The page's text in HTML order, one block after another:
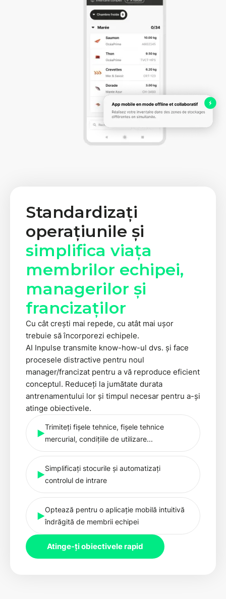
Standardizați
operațiunile și
simplifica viața
membrilor echipei,
managerilor și
francizaților
Cu cât crești mai repede, cu atât mai ușor
trebuie să încorporezi echipele.
AI Inpulse transmite know-how-ul dvs. și face
procesele distractive pentru noul
manager/francizat pentru a vă reproduce eficient
conceptul. Reduceți la jumătate durata
antrenamentului lor și timpul necesar pentru a-și
atinge obiectivele.
Trimiteți fișele tehnice, fișele tehnice
mercurial, condițiile de utilizare...
Simplificați stocurile și automatizați
controlul de intrare
Optează pentru o aplicație mobilă intuitivă
îndrăgită de membrii echipei
Atinge-ți obiectivele rapid